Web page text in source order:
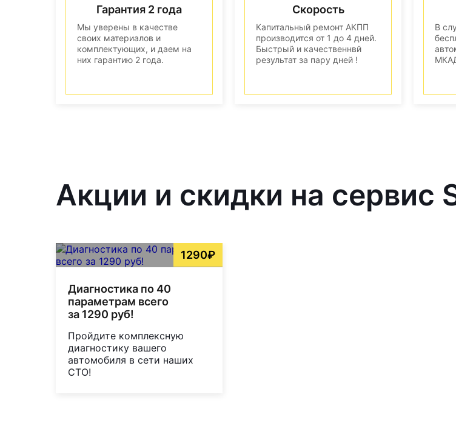
Гарантия 2 года
Мы уверены в качестве
своих материалов и
комплектующих, и даем на
них гарантию 2 года.
Скорость
Капитальный ремонт АКПП
производится от 1 до 4 дней.
Быстрый и качественнвй
результат за пару дней !
В
Акции и скидки на сервис
1290₽
Диагностика по 40
параметрам всего
за 1290 руб!
Пройдите комплексную
диагностику вашего
автомобиля в сети наших
СТО!